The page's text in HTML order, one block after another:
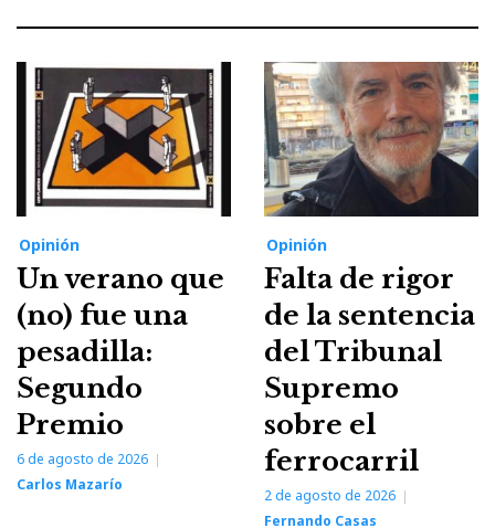
Opinión
Un verano que
(no) fue una
pesadilla:
Segundo
Premio
6 de agosto de 2026
Carlos Mazarío
Opinión
Falta de rigor
de la sentencia
del Tribunal
Supremo
sobre el
ferrocarril
2 de agosto de 2026
Fernando Casas